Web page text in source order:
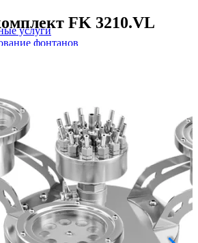
услуги
фонтанов
FK 3210.VL